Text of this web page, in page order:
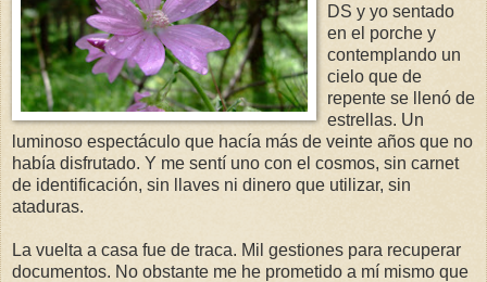
DS y yo sentado
en el porche y
contemplando un
cielo que de
repente se llenó de
estrellas. Un
luminoso espectáculo que hacía más de veinte años que no
había disfrutado. Y me sentí uno con el cosmos, sin carnet
de identificación, sin llaves ni dinero que utilizar, sin
ataduras.
La vuelta a casa fue de traca. Mil gestiones para recuperar
documentos. No obstante me he prometido a mí mismo que